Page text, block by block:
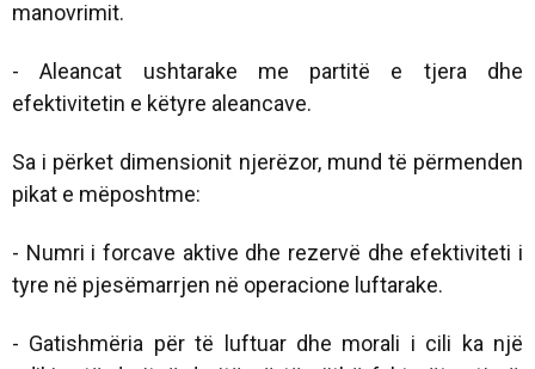
manovrimit.
- Aleancat ushtarake me partitë e tjera dhe
efektivitetin e këtyre aleancave.
Sa i përket dimensionit njerëzor, mund të përmenden
pikat e mëposhtme:
- Numri i forcave aktive dhe rezervë dhe efektiviteti i
tyre në pjesëmarrjen në operacione luftarake.
- Gatishmëria për të luftuar dhe morali i cili ka një